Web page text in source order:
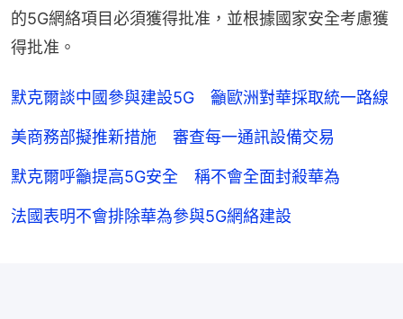
的5G網絡項目必須獲得批准，並根據國家安全考慮獲
得批准。
默克爾談中國參與建設5G 籲歐洲對華採取統一路線
美商務部擬推新措施 審查每一通訊設備交易
默克爾呼籲提高5G安全 稱不會全面封殺華為
法國表明不會排除華為參與5G網絡建設